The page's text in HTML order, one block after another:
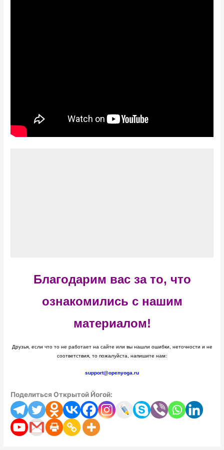
Благодарим вас за то, что
ознакомились с нашим
материалом!
Друзья, если что то не работает на сайте или вы нашли ошибки, неточности и не
соответствия, то пожалуйста, напишите нам:
support@openyoga.ru
Поделиться Открытой Йогой: